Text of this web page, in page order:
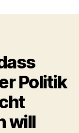
Politik
will